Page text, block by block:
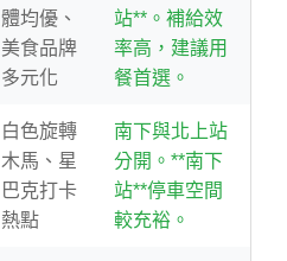
體均優、
美食品牌
多元化
站**。補給效
率高，建議用
餐首選。
白色旋轉
木馬、星
巴克打卡
熱點
南下與北上站
分開。**南下
站**停車空間
較充裕。